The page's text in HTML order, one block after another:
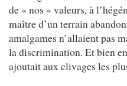
de « nos » valeurs, à
maître d’un terrain
amalgames n’allaient pas
la discrimination. Et bien
ajoutait aux clivages les